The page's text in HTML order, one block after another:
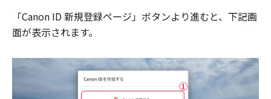
「Canon ID 新規登録ページ」ボタンより進むと、下記画
面が表示されます。